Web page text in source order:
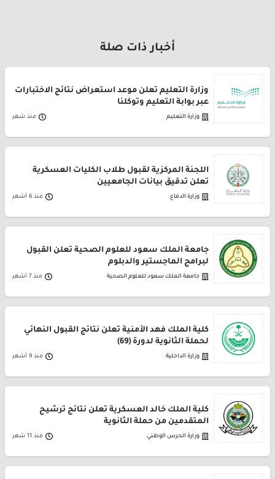
أخبار ذات صلة
وزارة التعليم تعلن موعد استعراض نتائج الاختبارات
عبر بوابة التعليم وتوكلنا
وزارة التعليم منذ شهر
اللجنة المركزية لقبول طلاب الكليات العسكرية
تعلن تدقيق بيانات الجامعيين
وزارة الدفاع منذ 6 أشهر
جامعة الملك سعود للعلوم الصحية تعلن القبول
لبرامج الماجستير والدبلوم
جامعة الملك سعود للعلوم الصحية منذ 7 أشهر
كلية الملك فهد الأمنية تعلن نتائج القبول النهائي
لحملة الثانوية لدورة (69)
وزارة الداخلية منذ 9 أشهر
كلية الملك خالد العسكرية تعلن نتائج ترشيح
المتقدمين من حملة الثانوية
وزارة الحرس الوطني منذ 11 شهر